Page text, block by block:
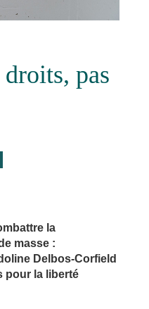
pas
la
masse :
Delbos-Corfield
pour la liberté